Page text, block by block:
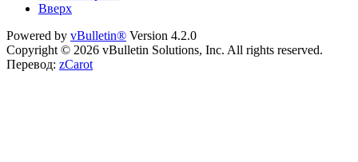
Вверх
Powered by vBulletin® Version 4.2.0
Copyright © 2026 vBulletin Solutions, Inc. All rights reserved.
Перевод: zCarot